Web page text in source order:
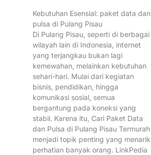
Kebutuhan Esensial: paket data dan
pulsa di Pulang Pisau
Di Pulang Pisau, seperti di berbagai
wilayah lain di Indonesia, internet
yang terjangkau bukan lagi
kemewahan, melainkan kebutuhan
sehari-hari. Mulai dari kegiatan
bisnis, pendidikan, hingga
komunikasi sosial, semua
bergantung pada koneksi yang
stabil. Karena itu, Cari Paket Data
dan Pulsa di Pulang Pisau Termurah
menjadi topik penting yang menarik
perhatian banyak orang. LinkPedia